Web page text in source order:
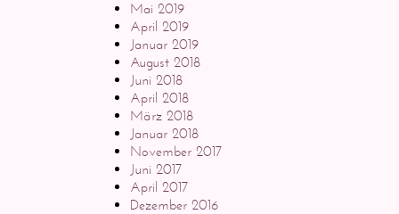
Mai 2019
April 2019
Januar 2019
August 2018
Juni 2018
April 2018
März 2018
Januar 2018
November 2017
Juni 2017
April 2017
Dezember 2016